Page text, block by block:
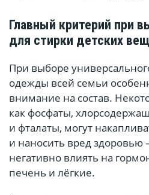
Главный критерий при
для стирки детских
При выборе
одежды всей семьи
внимание на состав.
как фосфаты,
и фталаты, могут
и наносить вред здоровью
негативно влиять на
печень и лёгкие.